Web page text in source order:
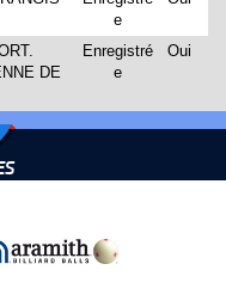
e
DE
Enregistré
e
Oui